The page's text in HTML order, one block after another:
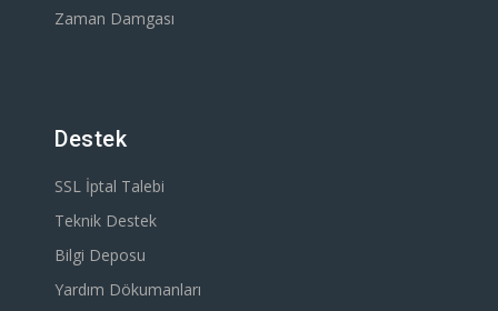
Zaman Damgası
Destek
SSL İptal Talebi
Teknik Destek
Bilgi Deposu
Yardım Dökumanları